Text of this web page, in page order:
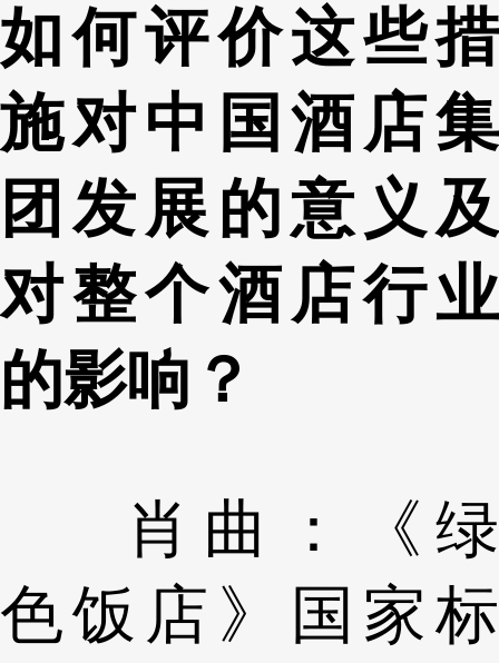
如何评价这些措
施对中国酒店集
团发展的意义及
对整个酒店行业
的影响？
肖曲：《绿
色饭店》国家标